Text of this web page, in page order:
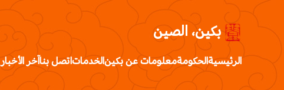
بكين، الصين
الرئيسيةالحكومةمعلومات عن بكينالخدماتاتصل بناآخر الأخبار